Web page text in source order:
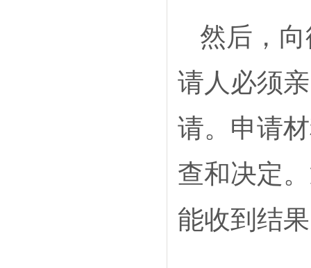
然后，
请人必须
请。申请
查和决定
能收到结